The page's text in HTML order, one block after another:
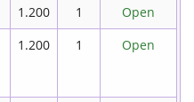
1.200 1
Open
1.200 1 Open